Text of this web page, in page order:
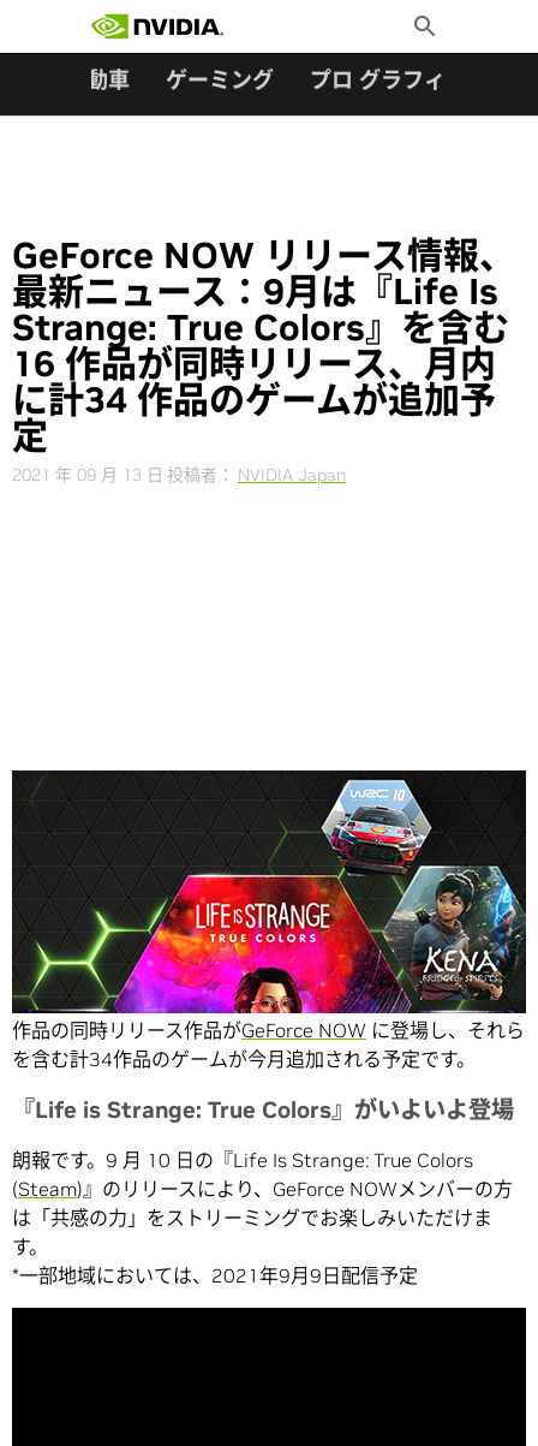
Toggle
Search
自動車 ゲーミング プロ グラフィックス
GeForce NOW リリース情報、
最新ニュース：9月は『Life Is
Strange: True Colors』を含む
16 作品が同時リリース、月内
に計34 作品のゲームが追加予
定
2021 年 09 月 13 日 投稿者： NVIDIA Japan
Share
9月は、待望の『Life is Strange: True Colors』を含む 16
作品の同時リリース作品がGeForce NOW に登場し、それら
を含む計34作品のゲームが今月追加される予定です。
『Life is Strange: True Colors』がいよいよ登場
朗報です。9 月 10 日の『Life Is Strange: True Colors
(Steam)』のリリースにより、GeForce NOWメンバーの方
は「共感の力」をストリーミングでお楽しみいただけま
す。
*一部地域においては、2021年9月9日配信予定